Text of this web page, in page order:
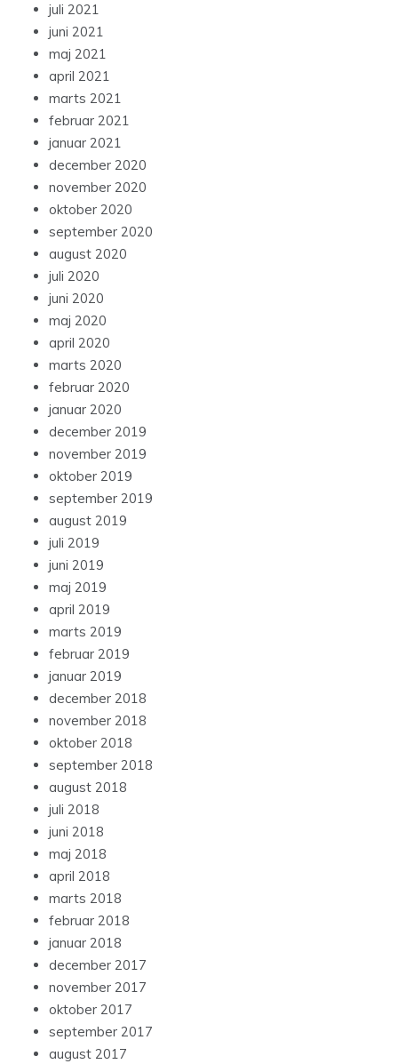
juli 2021
juni 2021
maj 2021
april 2021
marts 2021
februar 2021
januar 2021
december 2020
november 2020
oktober 2020
september 2020
august 2020
juli 2020
juni 2020
maj 2020
april 2020
marts 2020
februar 2020
januar 2020
december 2019
november 2019
oktober 2019
september 2019
august 2019
juli 2019
juni 2019
maj 2019
april 2019
marts 2019
februar 2019
januar 2019
december 2018
november 2018
oktober 2018
september 2018
august 2018
juli 2018
juni 2018
maj 2018
april 2018
marts 2018
februar 2018
januar 2018
december 2017
november 2017
oktober 2017
september 2017
august 2017